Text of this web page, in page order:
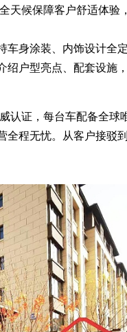
候保障客户舒适体验
身涂装、内饰设计全
户型亮点、配套设施
认证，每台车配备全
程无忧。从客户接驳